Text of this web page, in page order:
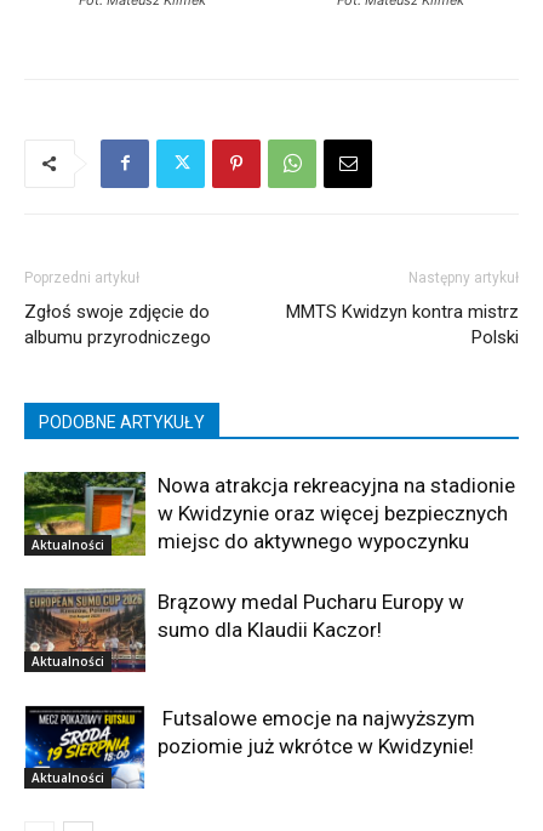
Poprzedni artykuł
Zgłoś swoje zdjęcie do
albumu przyrodniczego
Następny artykuł
MMTS Kwidzyn kontra mistrz
Polski
PODOBNE ARTYKUŁY
Aktualności
Nowa atrakcja rekreacyjna na stadionie
w Kwidzynie oraz więcej bezpiecznych
miejsc do aktywnego wypoczynku
Aktualności
Brązowy medal Pucharu Europy w
sumo dla Klaudii Kaczor!
Aktualności
Futsalowe emocje na najwyższym
poziomie już wkrótce w Kwidzynie!